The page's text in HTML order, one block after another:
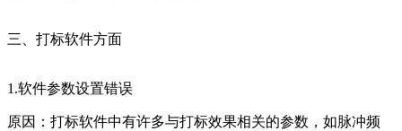
三、打标软件方面
1.软件参数设置错误
原因：打标软件中有许多与打标效果相关的参数，如脉冲频